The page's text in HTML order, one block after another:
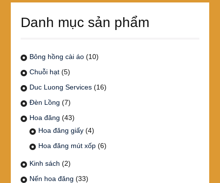
Danh mục sản phẩm
Bông hồng cài áo (10)
Chuỗi hạt (5)
Duc Luong Services (16)
Đèn Lồng (7)
Hoa đăng (43)
Hoa đăng giấy (4)
Hoa đăng mút xốp (6)
Kinh sách (2)
Nến hoa đăng (33)